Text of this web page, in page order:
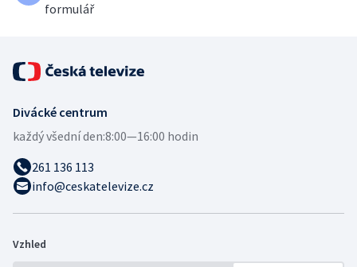
formulář
Divácké centrum
každý všední den:8:00—16:00 hodin
261 136 113
info@ceskatelevize.cz
Vzhled